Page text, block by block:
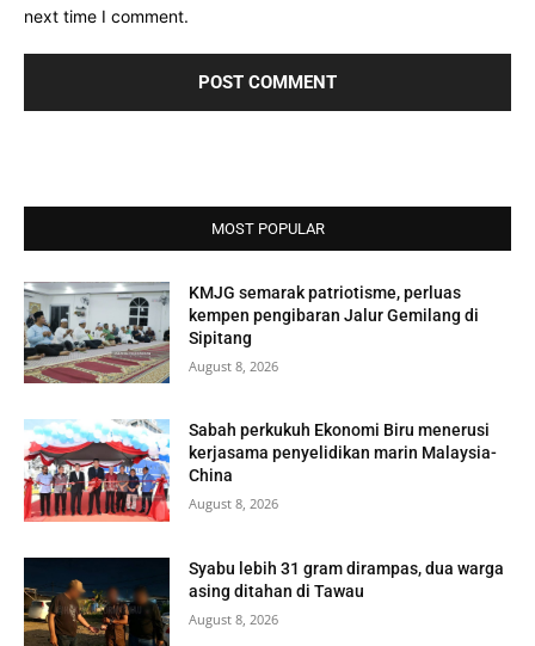
next time I comment.
MOST POPULAR
KMJG semarak patriotisme, perluas
kempen pengibaran Jalur Gemilang di
Sipitang
August 8, 2026
Sabah perkukuh Ekonomi Biru menerusi
kerjasama penyelidikan marin Malaysia-
China
August 8, 2026
Syabu lebih 31 gram dirampas, dua warga
asing ditahan di Tawau
August 8, 2026